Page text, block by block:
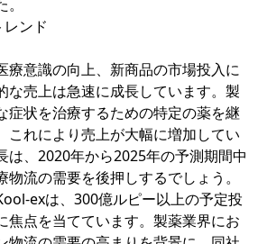
ンド
療意識の向上、新商品の市場投入に
な売上は急速に成長しています。製
症状を治療するための特定の薬を継
これにより売上が大幅に増加してい
は、2020年から2025年の予測期間中
流の需要を後押しするでしょう。
exは、300億ルピー以上の予定投
焦点を当てています。製薬業界にお